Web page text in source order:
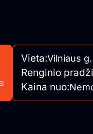
Vieta:Vilniaus
Renginio
Kaina nuo: